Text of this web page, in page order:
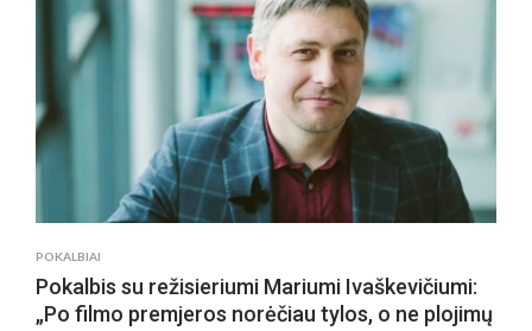
POKALBIAI
Pokalbis su režisieriumi Mariumi Ivaškevičiumi:
„Po filmo premjeros norėčiau tylos, o ne plojimų